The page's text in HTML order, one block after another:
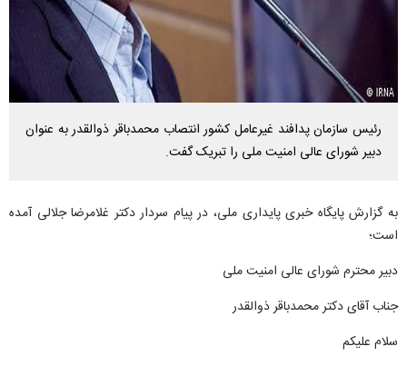
رئیس سازمان پدافند غیرعامل کشور انتصاب محمدباقر ذوالقدر به عنوان
دبیر شورای عالی امنیت ملی را تبریک گفت.
به گزارش پایگاه خبری پایداری ملی، در پیام سردار دکتر غلامرضا جلالی آمده
است؛
دبیر محترم شورای عالی امنیت ملی
جناب آقای دکتر محمدباقر ذوالقدر
سلام علیکم